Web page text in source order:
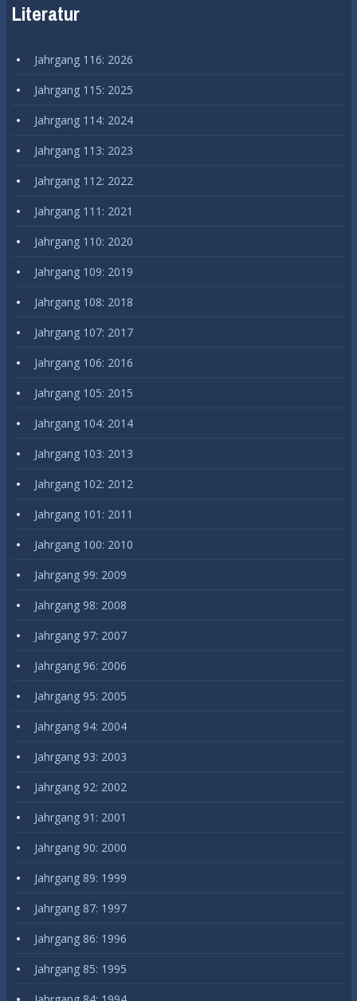
Literatur
Jahrgang 116: 2026
Jahrgang 115: 2025
Jahrgang 114: 2024
Jahrgang 113: 2023
Jahrgang 112: 2022
Jahrgang 111: 2021
Jahrgang 110: 2020
Jahrgang 109: 2019
Jahrgang 108: 2018
Jahrgang 107: 2017
Jahrgang 106: 2016
Jahrgang 105: 2015
Jahrgang 104: 2014
Jahrgang 103: 2013
Jahrgang 102: 2012
Jahrgang 101: 2011
Jahrgang 100: 2010
Jahrgang 99: 2009
Jahrgang 98: 2008
Jahrgang 97: 2007
Jahrgang 96: 2006
Jahrgang 95: 2005
Jahrgang 94: 2004
Jahrgang 93: 2003
Jahrgang 92: 2002
Jahrgang 91: 2001
Jahrgang 90: 2000
Jahrgang 89: 1999
Jahrgang 87: 1997
Jahrgang 86: 1996
Jahrgang 85: 1995